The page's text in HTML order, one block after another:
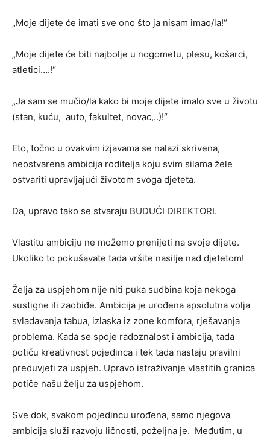
„Moje dijete će imati sve ono što ja nisam imao/la!“
„Moje dijete će biti najbolje u nogometu, plesu, košarci,
atletici….!“
„Ja sam se mučio/la kako bi moje dijete imalo sve u životu
(stan, kuću, auto, fakultet, novac,..)!“
Eto, točno u ovakvim izjavama se nalazi skrivena,
neostvarena ambicija roditelja koju svim silama žele
ostvariti upravljajući životom svoga djeteta.
Da, upravo tako se stvaraju BUDUĆI DIREKTORI.
Vlastitu ambiciju ne možemo prenijeti na svoje dijete.
Ukoliko to pokušavate tada vršite nasilje nad djetetom!
Želja za uspjehom nije niti puka sudbina koja nekoga
sustigne ili zaobiđe. Ambicija je urođena apsolutna volja
svladavanja tabua, izlaska iz zone komfora, rješavanja
problema. Kada se spoje radoznalost i ambicija, tada
potiču kreativnost pojedinca i tek tada nastaju pravilni
preduvjeti za uspjeh. Upravo istraživanje vlastitih granica
potiče našu želju za uspjehom.
Sve dok, svakom pojedincu urođena, samo njegova
ambicija služi razvoju ličnosti, poželjna je. Međutim, u